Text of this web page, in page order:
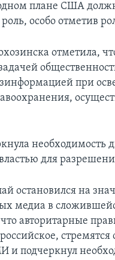
плане США
особо отметив
отметила,
при
необходимость
для
остановился на
медиа в
авторитарные
и подчеркнул